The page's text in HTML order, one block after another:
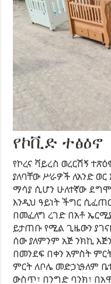
የኮቪድ ተፅዕኖ
የኮረና ቫይረስ ወረርሽኝ
ያለባቸው ሥራዎች ለአንድ ወር
ማሳያ ሲሆን ሁለተኛው ደግሞ
እንዲህ ዓይነት ችግር
በመፈለግ ረገድ በአቶ
ይታጠቡ የሚል ጊዜውን
ሰው ያለምንም አጅ ንክኪ
በመንደፍ በቀን አምስት ምርት
ምርት ለቦሌ መድኃኒዓለም
ውስጥ፣ በንግድ ባንክ፣